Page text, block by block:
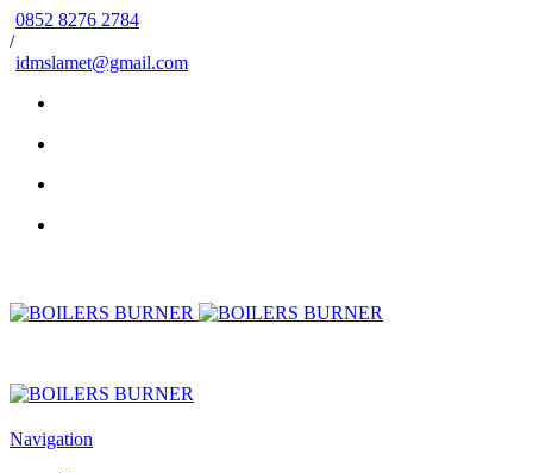
0852 8276 2784
/
idmslamet@gmail.com
Navigation